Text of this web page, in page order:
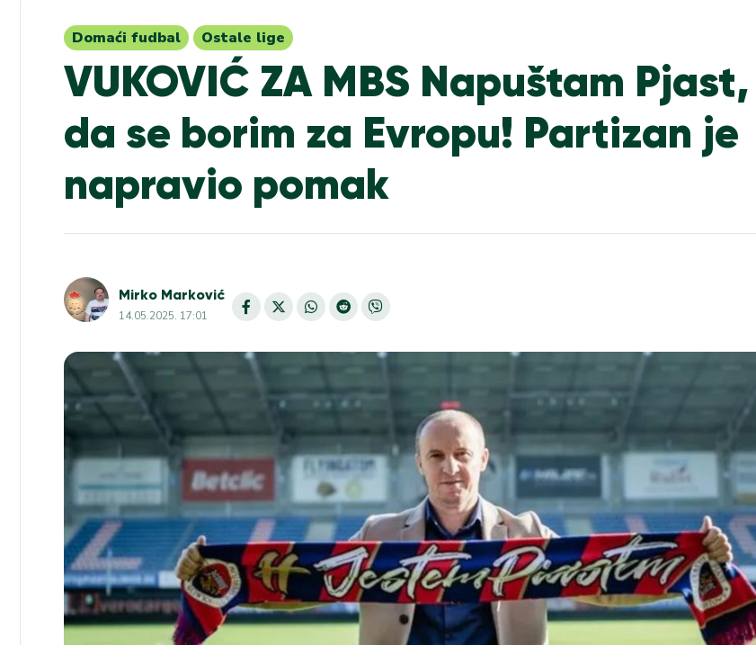
Domaći fudbal Ostale lige
VUKOVIĆ ZA MBS Napuštam
da se borim za Evropu! Partizan je
napravio pomak
Mirko Marković
14.05.2025. 17:01